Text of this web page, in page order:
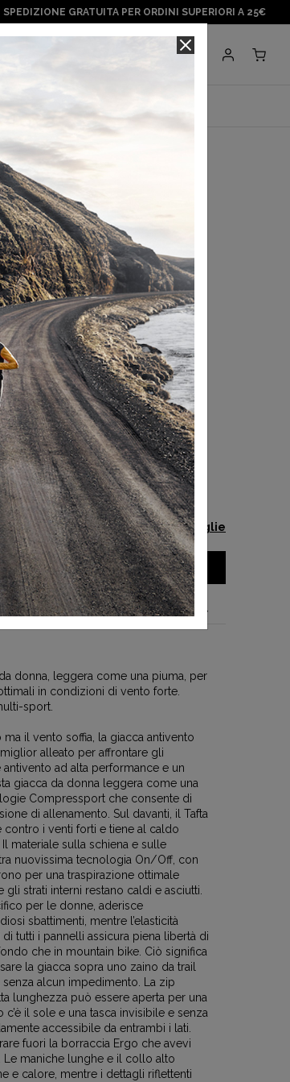
SPEDIZIONE GRATUITA PER ORDINI SUPERIORI A 25€
Jacket W
60,00 €
Scopri di più
Scalapay Scopri di più
Guida alle taglie
AL CARRELLO
donna, leggera come una piuma, per
in condizioni di vento forte.
sport.
ma il vento soffia, la giacca antivento
alleato per affrontare gli
ad alta performance e un
giacca da donna leggera come una
Compressport che consente di
di allenamento. Sul davanti, il Tafta
contro i venti forti e tiene al caldo
materiale sulla schiena e sulle
nuovissima tecnologia On/Off, con
per una traspirazione ottimale
strati interni restano caldi e asciutti.
per le donne, aderisce
sbattimenti, mentre l’elasticità
tutti i pannelli assicura piena libertà di
che in mountain bike. Ciò significa
la giacca sopra uno zaino da trail
senza alcun impedimento. La zip
lunghezza può essere aperta per una
il sole e una tasca invisibile e senza
accessibile da entrambi i lati.
fuori la borraccia Ergo che avevi
maniche lunghe e il collo alto
e calore, mentre i dettagli riflettenti